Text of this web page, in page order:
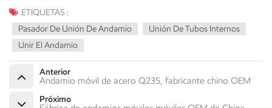
ETIQUETAS :
Pasador De Unión De Andamio
Unión De Tubos Internos
Unir El Andamio
Anterior
Andamio móvil de acero Q235, fabricante chino OEM
Próximo